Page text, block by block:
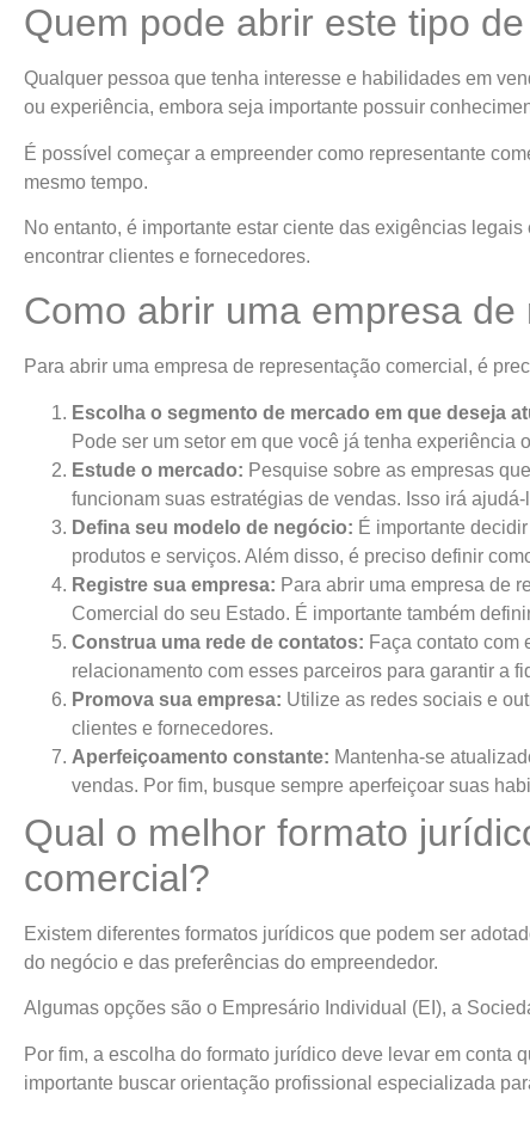
Quem pode abrir este tipo
Qualquer pessoa que tenha interesse e habilidades em
ou experiência, embora seja importante possuir
É possível começar a empreender como representante
mesmo tempo.
No entanto, é importante estar ciente das exigências
encontrar clientes e fornecedores.
Como abrir uma empresa
Para abrir uma empresa de representação comercial, é
Escolha o segmento de mercado em que deseja
Pode ser um setor em que você já tenha experiência
Estude o mercado: Pesquise sobre as empresas
funcionam suas estratégias de vendas. Isso irá
Defina seu modelo de negócio: É importante
produtos e serviços. Além disso, é preciso definir
Registre sua empresa: Para abrir uma empresa de
Comercial do seu Estado. É importante também
Construa uma rede de contatos: Faça contato com
relacionamento com esses parceiros para garantir a
Promova sua empresa: Utilize as redes sociais e
clientes e fornecedores.
Aperfeiçoamento constante: Mantenha-se
vendas. Por fim, busque sempre aperfeiçoar suas
Qual o melhor formato
comercial?
Existem diferentes formatos jurídicos que podem ser
do negócio e das preferências do empreendedor.
Algumas opções são o Empresário Individual (EI), a
Por fim, a escolha do formato jurídico deve levar em
importante buscar orientação profissional especializada